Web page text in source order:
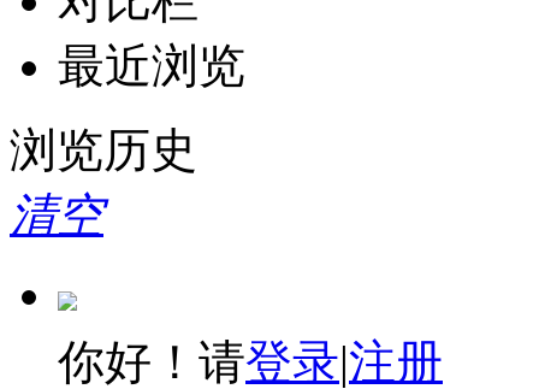
最近浏览
浏览历史
清空
你好！请登录|注册